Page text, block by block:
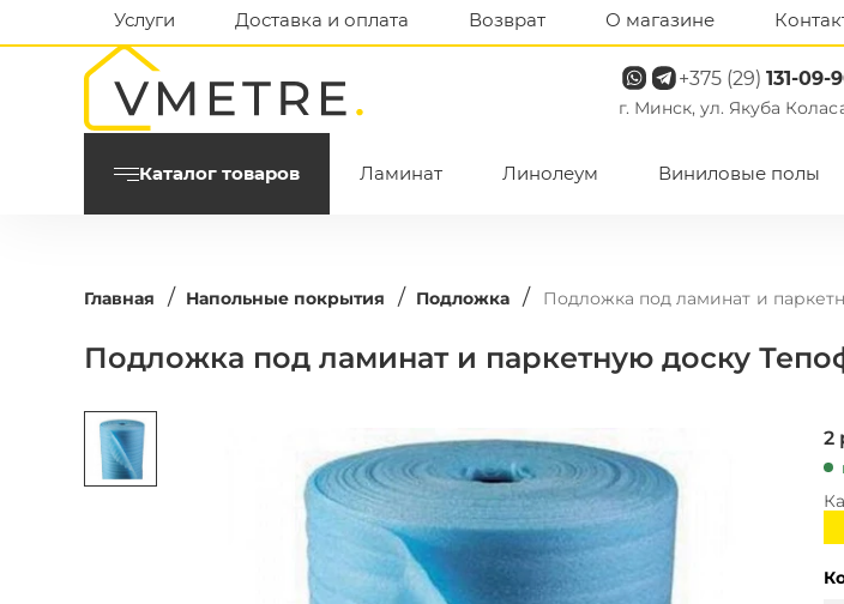
Услуги Доставка и оплата Возврат О магазине
+375 (29)131-09-
г. Минск, ул. Якуба
Каталог товаров Ламинат Линолеум Виниловые полы
Главная / Напольные покрытия / Подложка / Подложка под ламинат и
Подложка под ламинат и паркетную доску
2